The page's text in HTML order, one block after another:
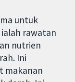
untuk
ialah rawatan
nutrien
Ini
makanan